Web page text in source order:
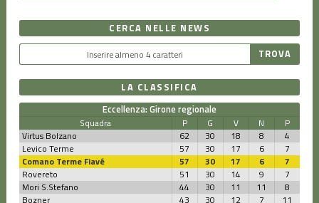
CERCA NELLE NEWS
LA CLASSIFICA
Eccellenza: Girone regionale
Squadra P G V N
P
Virtus Bolzano
62 30 18 8
4
Levico Terme
57 30 17 6
7
Comano Terme Fiavé
57 30 17 6
7
Rovereto
51 30 14 9
7
Mori S.Stefano
44 30 11 11
8
Bozner
43 30 12 7 11